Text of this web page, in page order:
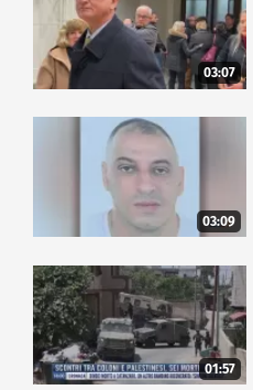
03:07
03:09
01:57